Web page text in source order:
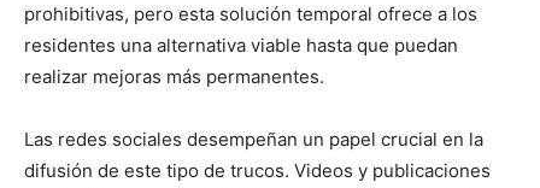
prohibitivas, pero esta solución temporal ofrece a los
residentes una alternativa viable hasta que puedan
realizar mejoras más permanentes.
Las redes sociales desempeñan un papel crucial en la
difusión de este tipo de trucos. Videos y publicaciones